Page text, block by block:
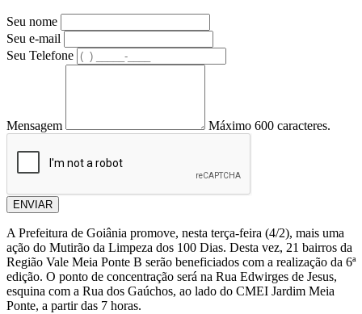
Seu nome
Seu e-mail
Seu Telefone
Mensagem Máximo 600 caracteres.
ENVIAR
A Prefeitura de Goiânia promove, nesta terça-feira (4/2), mais uma
ação do Mutirão da Limpeza dos 100 Dias. Desta vez, 21 bairros da
Região Vale Meia Ponte B serão beneficiados com a realização da 6ª
edição. O ponto de concentração será na Rua Edwirges de Jesus,
esquina com a Rua dos Gaúchos, ao lado do CMEI Jardim Meia
Ponte, a partir das 7 horas.